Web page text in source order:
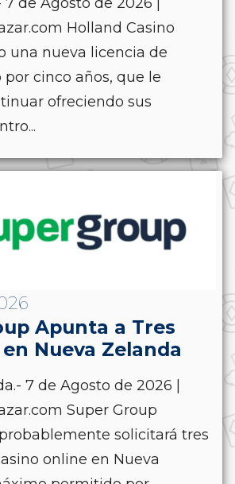
Holland Casino
una nueva licencia de
cinco años, que le
ofreciendo sus
Apunta a Tres
Nueva Zelanda
7 de Agosto de 2026 |
Super Group
solicitará tres
online en Nueva